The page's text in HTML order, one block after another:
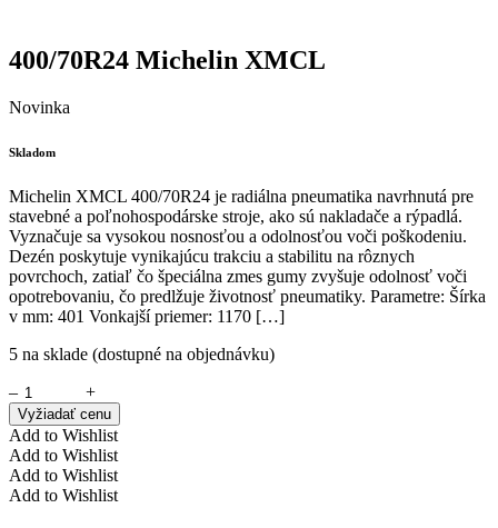
400/70R24 Michelin XMCL
Novinka
Skladom
Michelin XMCL 400/70R24 je radiálna pneumatika navrhnutá pre
stavebné a poľnohospodárske stroje, ako sú nakladače a rýpadlá.
Vyznačuje sa vysokou nosnosťou a odolnosťou voči poškodeniu.
Dezén poskytuje vynikajúcu trakciu a stabilitu na rôznych
povrchoch, zatiaľ čo špeciálna zmes gumy zvyšuje odolnosť voči
opotrebovaniu, čo predlžuje životnosť pneumatiky. Parametre: Šírka
v mm: 401 Vonkajší priemer: 1170 […]
5 na sklade (dostupné na objednávku)
–
+
Vyžiadať cenu
Add to Wishlist
Add to Wishlist
Add to Wishlist
Add to Wishlist